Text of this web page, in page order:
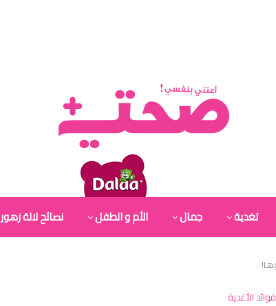
تغدية جمال الأم و الطفل نصائح لالة زهور
فوائد الأغدية